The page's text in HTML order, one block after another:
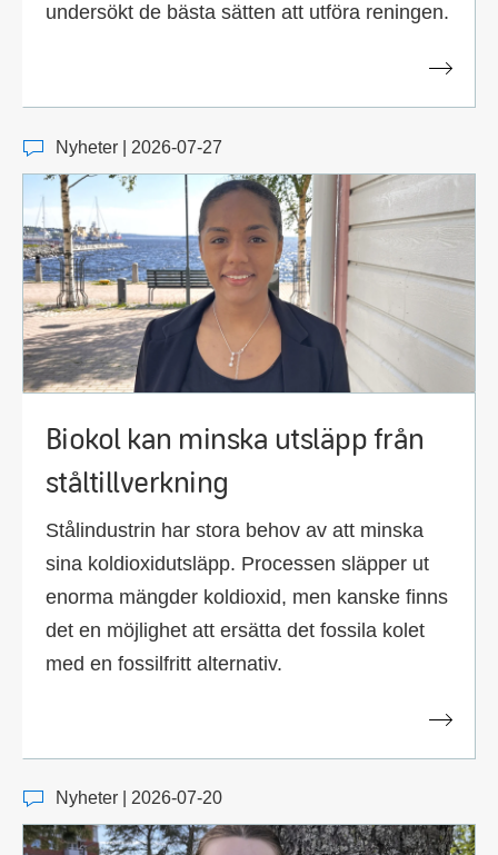
undersökt de bästa sätten att utföra reningen.
Nyheter | 2026-07-27
Biokol kan minska utsläpp från
ståltillverkning
Stålindustrin har stora behov av att minska
sina koldioxidutsläpp. Processen släpper ut
enorma mängder koldioxid, men kanske finns
det en möjlighet att ersätta det fossila kolet
med en fossilfritt alternativ.
Nyheter | 2026-07-20